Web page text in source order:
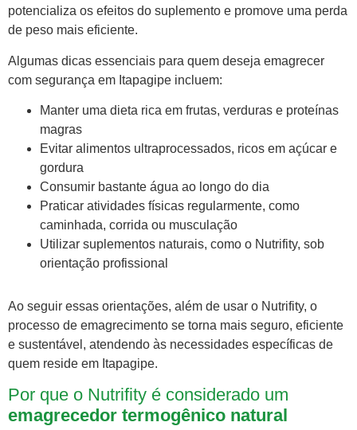
potencializa os efeitos do suplemento e promove uma perda
de peso mais eficiente.
Algumas dicas essenciais para quem deseja emagrecer
com segurança em Itapagipe incluem:
Manter uma dieta rica em frutas, verduras e proteínas
magras
Evitar alimentos ultraprocessados, ricos em açúcar e
gordura
Consumir bastante água ao longo do dia
Praticar atividades físicas regularmente, como
caminhada, corrida ou musculação
Utilizar suplementos naturais, como o Nutrifity, sob
orientação profissional
Ao seguir essas orientações, além de usar o Nutrifity, o
processo de emagrecimento se torna mais seguro, eficiente
e sustentável, atendendo às necessidades específicas de
quem reside em Itapagipe.
Por que o Nutrifity é considerado um
emagrecedor termogênico natural